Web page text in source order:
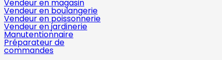
Vendeur en magasin
Vendeur en boulangerie
Vendeur en poissonnerie
Vendeur en jardinerie
Manutentionnaire
Préparateur de
commandes